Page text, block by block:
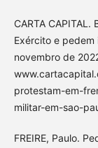
CARTA
Exército e pedem
novembro de
protestam-em-
militar-em-sao-
FREIRE, Paulo.